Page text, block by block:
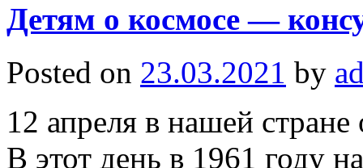
Детям о космосе —
Posted on 23.03.2021 by
12 апреля в нашей
В этот день в 1961 году